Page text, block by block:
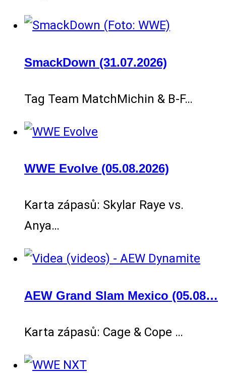
SmackDown (31.07.2026)
Tag Team MatchMichin & B-F…
WWE Evolve (05.08.2026)
Karta zápasů: Skylar Raye vs.
Anya…
AEW Grand Slam Mexico (05.08…
Karta zápasů: Cage & Cope …